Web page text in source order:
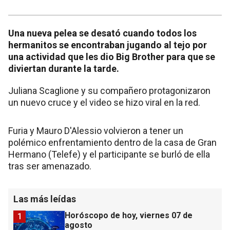
Una nueva pelea se desató cuando todos los
hermanitos se encontraban jugando al tejo por
una actividad que les dio Big Brother para que se
diviertan durante la tarde.
Juliana Scaglione y su compañero protagonizaron
un nuevo cruce y el video se hizo viral en la red.
Furia y Mauro D'Alessio volvieron a tener un
polémico enfrentamiento dentro de la casa de Gran
Hermano (Telefe) y el participante se burló de ella
tras ser amenazado.
Las más leídas
Horóscopo de hoy, viernes 07 de
agosto
1